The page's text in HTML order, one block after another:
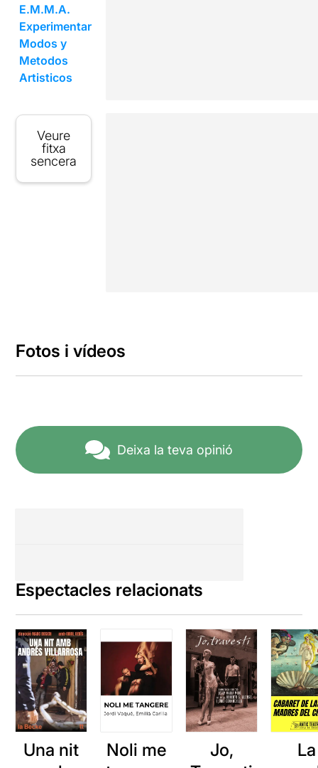
E.M.M.A.
Experimentar
Modos y
Metodos
Artisticos
Veure
fitxa
sencera
Fotos i vídeos
Deixa la teva opinió
Espectacles relacionats
Una nit
Noli me
Jo,
La